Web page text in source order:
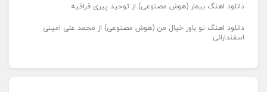
دانلود اهنگ بیمار (هوش مصنوعی) از توحید پیری قراقیه
دانلود اهنگ تو باور خیال من (هوش مصنوعی) از محمد علی امینی
اسفندارانی